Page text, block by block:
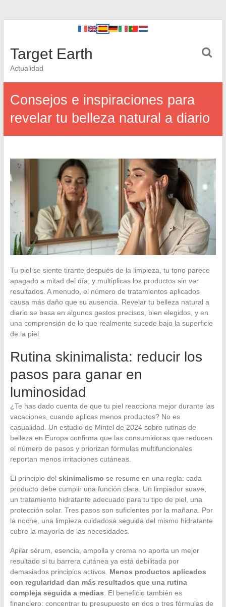
Target Earth
Actualidad
Consejos e inspiraciones para
revelar tu belleza natural a diario
Tu piel se siente tirante después de la limpieza, tu tono parece
apagado a mitad del día, y multiplicas los productos sin ver
resultados. A menudo, el número de tratamientos aplicados
causa más daño que su ausencia. Revelar tu belleza natural a
diario se basa en algunos gestos precisos, bien elegidos, y en
una comprensión de lo que realmente sucede bajo la superficie
de la piel.
Rutina skinimalista: reducir los
pasos para ganar en
luminosidad
¿Te has dado cuenta de que tu piel reacciona mejor durante las
vacaciones, cuando aplicas menos productos? No es
casualidad. Un estudio de Mintel de 2024 sobre rutinas de
belleza en Europa confirma que las consumidoras que reducen
el número de pasos y priorizan fórmulas multifuncionales
reportan menos irritaciones cutáneas.
El principio del skinimalismo se resume en una regla: cada
producto debe cumplir una función clara. Un limpiador suave,
un tratamiento hidratante adecuado para tu tipo de piel, una
protección solar. Tres pasos son suficientes por la mañana. Por
la noche, una limpieza cuidadosa seguida del mismo hidratante
cubre la mayoría de las necesidades.
Apilar sérum, esencia, ampolla y crema no aporta un mejor
resultado si tu barrera cutánea ya está debilitada por
demasiados principios activos. Menos productos aplicados
con regularidad dan más resultados que una rutina
compleja seguida a medias . El beneficio también es
financiero: concentrar tu presupuesto en dos o tres fórmulas de